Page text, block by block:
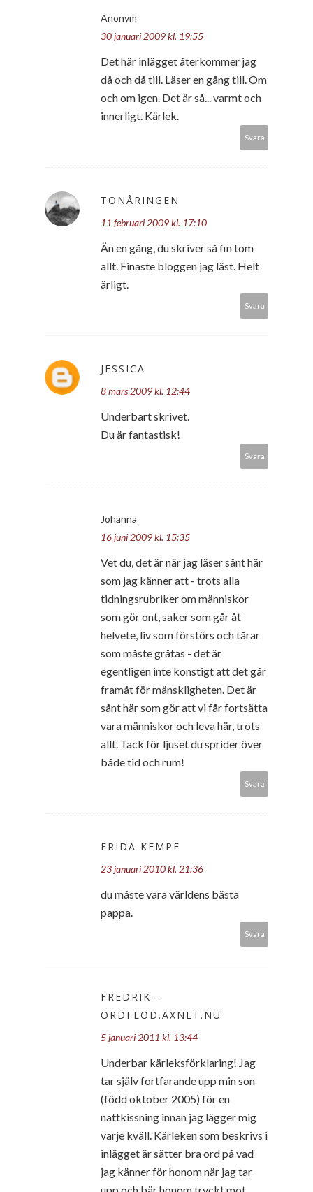
Anonym
30 januari 2009 kl. 19:55
Det här inlägget återkommer jag
då och då till. Läser en gång till. Om
och om igen. Det är så... varmt och
innerligt. Kärlek.
Svara
TONÅRINGEN
11 februari 2009 kl. 17:10
Än en gång, du skriver så fin tom
allt. Finaste bloggen jag läst. Helt
ärligt.
Svara
JESSICA
8 mars 2009 kl. 12:44
Underbart skrivet.
Du är fantastisk!
Svara
Johanna
16 juni 2009 kl. 15:35
Vet du, det är när jag läser sånt här
som jag känner att - trots alla
tidningsrubriker om människor
som gör ont, saker som går åt
helvete, liv som förstörs och tårar
som måste gråtas - det är
egentligen inte konstigt att det går
framåt för mänskligheten. Det är
sånt här som gör att vi får fortsätta
vara människor och leva här, trots
allt. Tack för ljuset du sprider över
både tid och rum!
Svara
FRIDA KEMPE
23 januari 2010 kl. 21:36
du måste vara världens bästa
pappa.
Svara
FREDRIK -
ORDFLOD.AXNET.NU
5 januari 2011 kl. 13:44
Underbar kärleksförklaring! Jag
tar själv fortfarande upp min son
(född oktober 2005) för en
nattkissning innan jag lägger mig
varje kväll. Kärleken som beskrivs i
inlägget är sätter bra ord på vad
jag känner för honom när jag tar
upp och bär honom tryckt mot